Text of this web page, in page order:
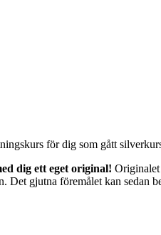
för dig som gått
dig ett eget original! Originalet
Det gjutna föremålet kan